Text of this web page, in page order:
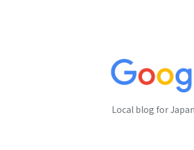
Local blog for